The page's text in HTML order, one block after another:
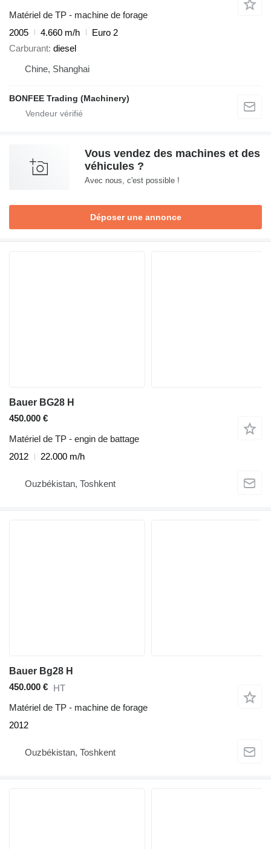
Matériel de TP - machine de forage
2005
4.660 m/h
Euro 2
Carburant diesel
Chine, Shanghai
BONFEE Trading (Machinery)
Vous vendez des machines et des
véhicules ?
Avec nous, c'est possible !
Déposer une annonce
Bauer BG28 H
450.000 €
Matériel de TP - engin de battage
2012
22.000 m/h
Ouzbékistan, Toshkent
Bauer Bg28 H
450.000 € HT
Matériel de TP - machine de forage
2012
Ouzbékistan, Toshkent